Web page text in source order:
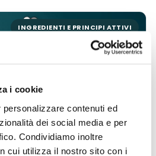
i cookie
contenuti ed
dei social media e per
Condividiamo inoltre
cui utilizza il nostro sito con i
INGREDIENTI E PRINCIPI ATTIVI
cosa serve
Glutatione? Probabilmente
dire che è “un antiossidante